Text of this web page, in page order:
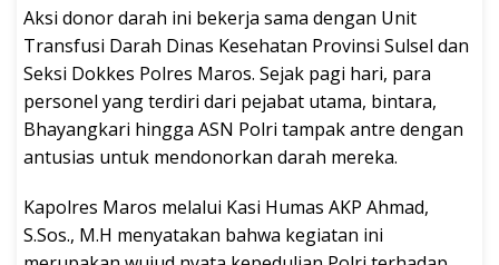
​Aksi donor darah ini bekerja sama dengan Unit
Transfusi Darah Dinas Kesehatan Provinsi Sulsel dan
Seksi Dokkes Polres Maros. Sejak pagi hari, para
personel yang terdiri dari pejabat utama, bintara,
Bhayangkari hingga ASN Polri tampak antre dengan
antusias untuk mendonorkan darah mereka.
​Kapolres Maros melalui Kasi Humas AKP Ahmad,
S.Sos., M.H menyatakan bahwa kegiatan ini